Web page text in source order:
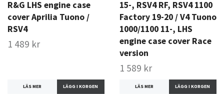
R&G LHS engine case
cover Aprilia Tuono /
RSV4
1 489 kr
LÄS MER
15-, RSV4 RF, RSV4 1100
Factory 19-20 / V4 Tuono
1000/1100 11-, LHS
engine case cover Race
version
1 589 kr
LÄS MER